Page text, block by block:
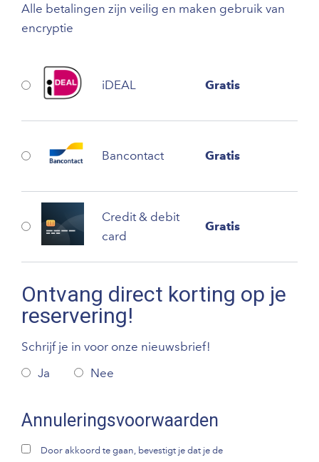
Alle betalingen zijn veilig en maken gebruik van
encryptie
iDEAL Gratis
Bancontact Gratis
Credit & debit
card
Gratis
Ontvang direct korting op je
reservering!
Schrijf je in voor onze nieuwsbrief!
Ja
Nee
Annuleringsvoorwaarden
Door akkoord te gaan, bevestigt je dat je de